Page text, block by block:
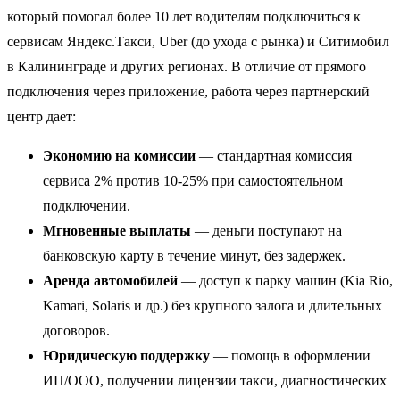
который помогал более 10 лет водителям подключиться к
сервисам Яндекс.Такси, Uber (до ухода с рынка) и Ситимобил
в Калининграде и других регионах. В отличие от прямого
подключения через приложение, работа через партнерский
центр дает:
Экономию на комиссии — станда​ртная комиссия
сервиса 2% против 10-25% при самостоятельном
подключении.
Мгновенные выплаты — деньги поступают на
банковскую карту в течение минут, без задержек.
Аренда автомобилей — доступ к парку машин (Kia Rio,
Kamari, Solaris и др.) без крупного залога и длительных
договоров.
Юридическую поддержку — помощь в оформлении
ИП/ООО, получении лицензии такси, диагностических